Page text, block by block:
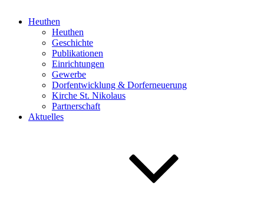
Heuthen
Heuthen
Geschichte
Publikationen
Einrichtungen
Gewerbe
Dorfentwicklung & Dorferneuerung
Kirche St. Nikolaus
Partnerschaft
Aktuelles